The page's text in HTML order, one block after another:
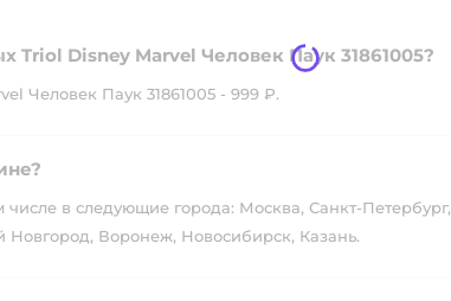
Disney Marvel Человек Паук 31861005?
Человек Паук 31861005 - 999 ₽.
в следующие города: Москва, Санкт-Петербург,
Воронеж, Новосибирск, Казань.